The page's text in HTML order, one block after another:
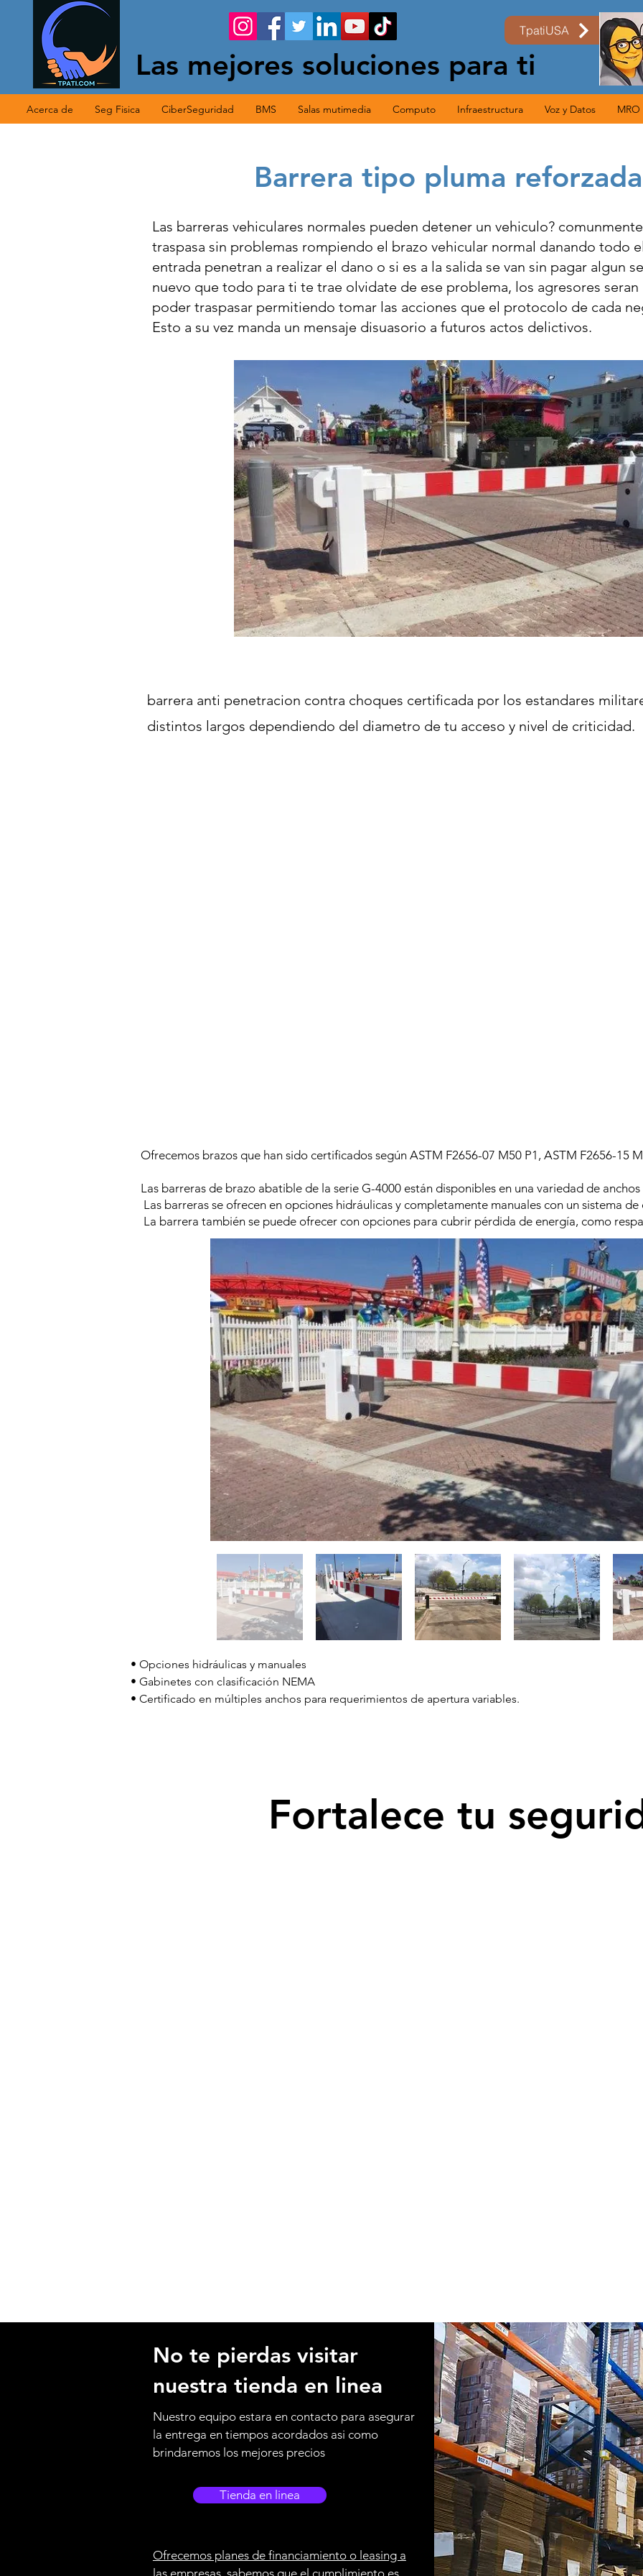
TpatiUSA
Las mejores soluciones para ti
Acerca de Seg Fisica CiberSeguridad BMS Salas mutimedia Computo Infraestructura Voz y Datos MRO
Barrera tipo pluma reforzada
Las barreras vehiculares normales pueden detener un vehiculo?
traspasa sin problemas rompiendo el brazo vehicular normal danando todo
entrada penetran a realizar el dano o si es a la salida se van sin pagar algun
nuevo que todo para ti te trae olvidate de ese problema, los agresores
poder traspasar permitiendo tomar las acciones que el protocolo de cada
Esto a su vez manda un mensaje disuasorio a futuros actos delictivos.
barrera anti penetracion contra choques certificada por los estandares
distintos largos dependiendo del diametro de tu acceso y nivel de criticidad.
Ofrecemos brazos que han sido certificados según ASTM F2656-07 M50 P1, ASTM F2656-15
Las barreras de brazo abatible de la serie G-4000 están disponibles en una variedad de
Las barreras se ofrecen en opciones hidráulicas y completamente manuales con un sistema
La barrera también se puede ofrecer con opciones para cubrir pérdida de energía, como
• Opciones hidráulicas y manuales
• Gabinetes con clasificación NEMA
• Certificado en múltiples anchos para requerimientos de apertura variables.
Fortalece tu
No te pierdas visitar
nuestra tienda en linea
Nuestro equipo estara en contacto para asegurar
la entrega en tiempos acordados asi como
brindaremos los mejores precios
Tienda en linea
Ofrecemos planes de financiamiento o leasing a
las empresas, sabemos que el cumplimiento es